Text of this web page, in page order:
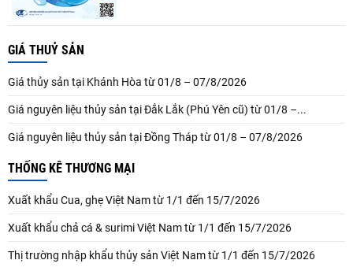
GIÁ THUỶ SẢN
Giá thủy sản tại Khánh Hòa từ 01/8 – 07/8/2026
Giá nguyên liệu thủy sản tại Đắk Lắk (Phú Yên cũ) từ 01/8 –...
Giá nguyên liệu thủy sản tại Đồng Tháp từ 01/8 – 07/8/2026
THỐNG KÊ THƯƠNG MẠI
Xuất khẩu Cua, ghẹ Việt Nam từ 1/1 đến 15/7/2026
Xuất khẩu chả cá & surimi Việt Nam từ 1/1 đến 15/7/2026
Thị trường nhập khẩu thủy sản Việt Nam từ 1/1 đến 15/7/2026